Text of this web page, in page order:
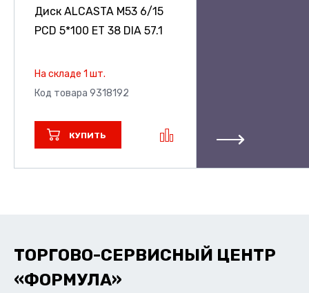
Диск ALCASTA M53 6/15
PCD 5*100 ET 38 DIA 57.1
На складе 1 шт.
Код товара 9318192
КУПИТЬ
ТОРГОВО-СЕРВИСНЫЙ ЦЕНТР
«ФОРМУЛА»